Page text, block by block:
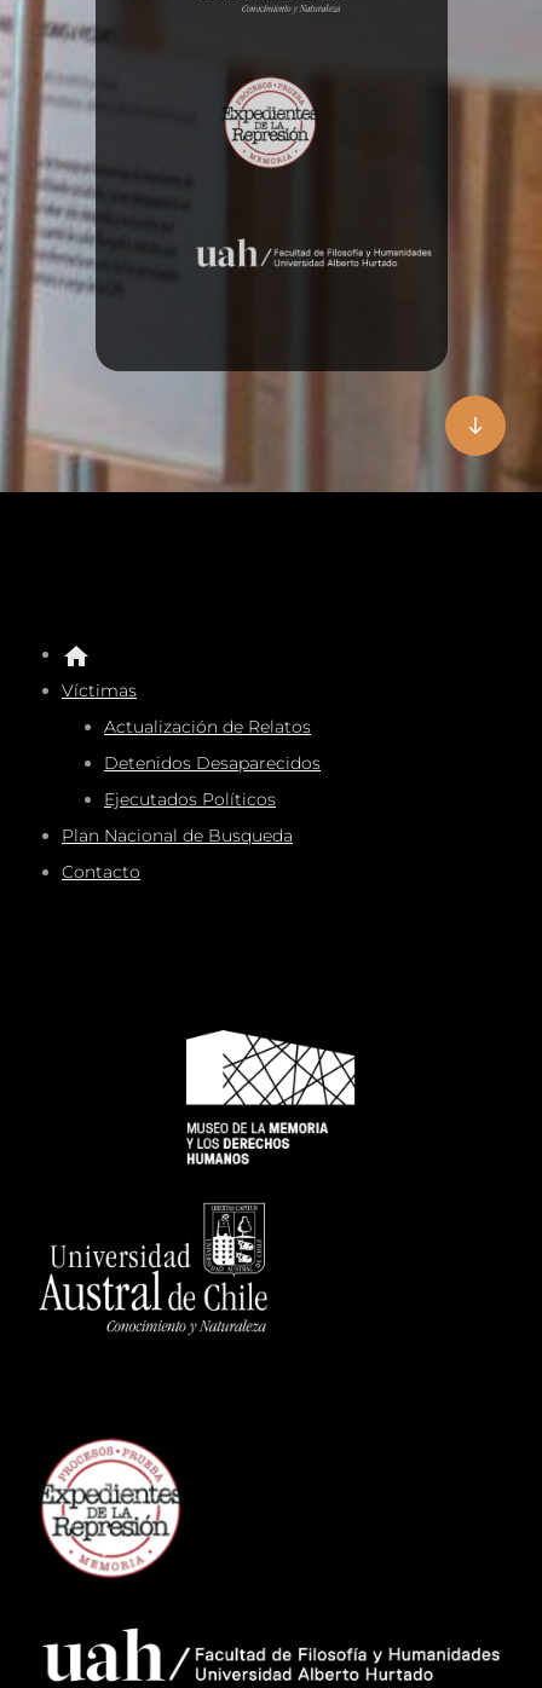
Víctimas
Actualización de Relatos
Detenidos Desaparecidos
Ejecutados Políticos
Plan Nacional de Busqueda
Contacto